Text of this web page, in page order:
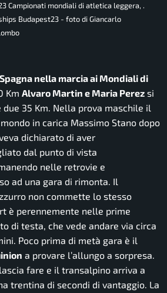
Campionati mondiali di atletica leggera, .
Budapest23 - foto di Giancarlo
nella marcia ai Mondiali di
Km Alvaro Martin e Maria Perez si
35 Km. Nella prova maschile il
in carica Massimo Stano dopo
dichiarato di aver
dal punto di vista
nelle retrovie e
ad una gara di rimonta. Il
non commette lo stesso
è perennemente nelle prime
di testa, che vede andare via circa
Poco prima di metà gara è il
a provare l’allungo a sorpresa.
fare e il transalpino arriva a
trentina di secondi di vantaggio. La